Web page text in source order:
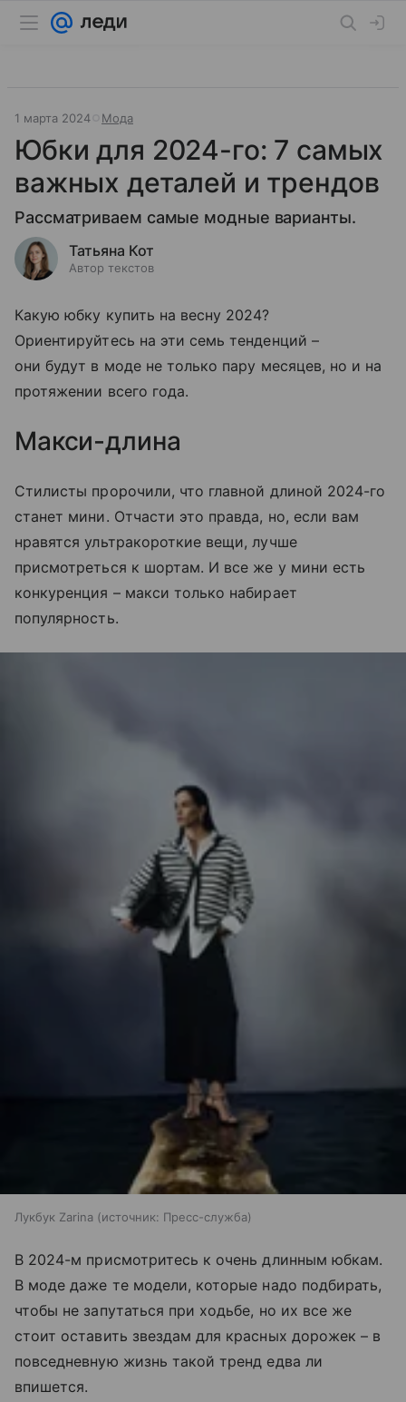
1 марта 2024 Мода
Юбки для 2024-го: 7 самых
важных деталей и трендов
Рассматриваем самые модные варианты.
Татьяна Кот
Автор текстов
Какую юбку купить на весну 2024?
Ориентируйтесь на эти семь тенденций –
они будут в моде не только пару месяцев, но и на
протяжении всего года.
Макси-длина
Стилисты пророчили, что главной длиной 2024-го
станет мини. Отчасти это правда, но, если вам
нравятся ультракороткие вещи, лучше
присмотреться к шортам. И все же у мини есть
конкуренция – макси только набирает
популярность.
Лукбук Zarina источник: Пресс-служба
В 2024-м присмотритесь к очень длинным юбкам.
В моде даже те модели, которые надо подбирать,
чтобы не запутаться при ходьбе, но их все же
стоит оставить звездам для красных дорожек – в
повседневную жизнь такой тренд едва ли
впишется.